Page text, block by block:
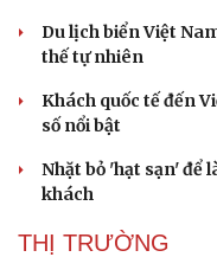
Du lịch biển Việt
thế tự nhiên
Khách quốc tế đến
số nổi bật
Nhặt bỏ 'hạt sạn' để
khách
THỊ TRƯỜNG